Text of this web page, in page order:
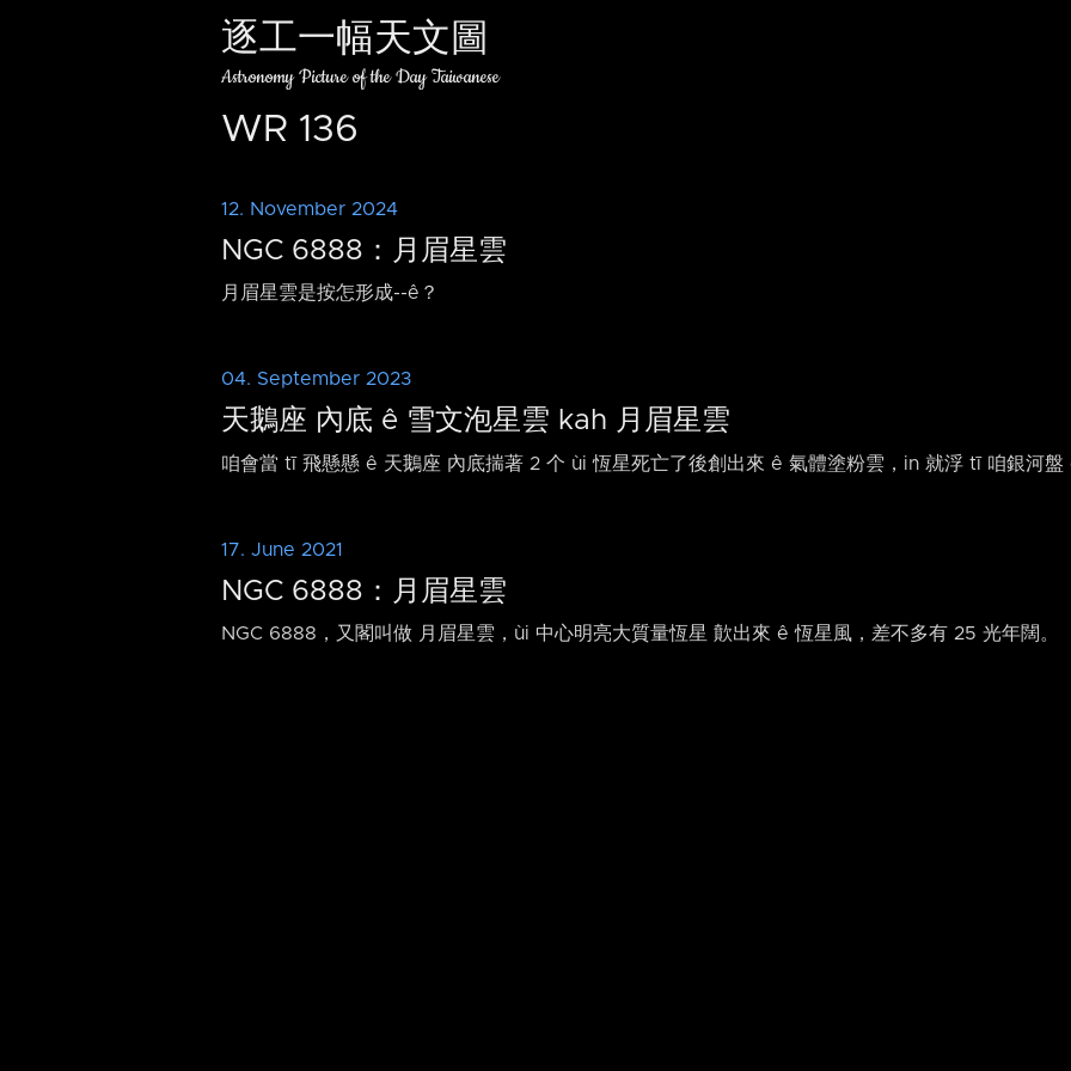
逐工一幅天文圖
Astronomy Picture of the Day Taiwanese
WR 136
12. November 2024
NGC 6888：月眉星雲
月眉星雲是按怎形成-⁠-ê？
04. September 2023
天鵝座 內底 ê 雪文泡星雲 kah 月眉星雲
咱會當 tī 飛懸懸 ê 天鵝座 內底揣著 2 个 ùi 恆星死亡了後創出來 ê 氣體塗粉雲，in 就浮 tī 咱銀河盤
17. June 2021
NGC 6888：月眉星雲
NGC 6888，又閣叫做 月眉星雲，ùi 中心明亮大質量恆星 歕出來 ê 恆星風，差不多有 25 光年闊。